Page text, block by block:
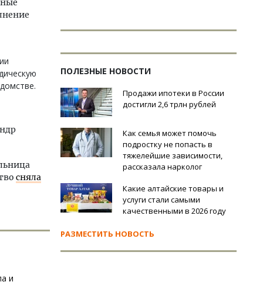
сняла
и
ПОЛЕЗНЫЕ НОВОСТИ
Продажи ипотеки в России
достигли 2,6 трлн рублей
Как семья может помочь
подростку не попасть в
тяжелейшие зависимости,
рассказала нарколог
Какие алтайские товары и
услуги стали самыми
качественными в 2026 году
РАЗМЕСТИТЬ НОВОСТЬ